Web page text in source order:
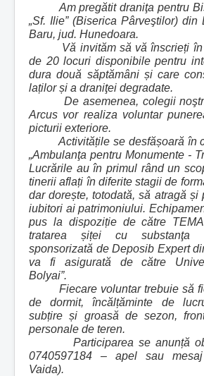
Am pregătit draniţa pentru
„Sf. Ilie” (Biserica Pârveştilor) din
Baru, jud. Hunedoara.
Vă invităm să vă înscrieți în
de 20 locuri disponibile pentru
dura două săptămâni și care
laților și a draniţei degradate.
De asemenea, colegii noştri
Arcus vor realiza voluntar
picturii exteriore.
Activitățile se desfășoară în
„Ambulanţa pentru Monumente -
Lucrările au în primul rând un
tinerii aflați în diferite stagii de
dar dorește, totodată, să atragă și
iubitori ai patrimoniului.
pus la dispoziție de către
tratarea șiței cu substanţa
sponsorizată de Deposib Expert
va fi asigurată de către
Bolyai”.
Fiecare voluntar trebuie să
de dormit, încălțăminte de
subțire și groasă de sezon,
personale de teren.
Participarea se anunță
0740597184 – apel sau
Vaida).